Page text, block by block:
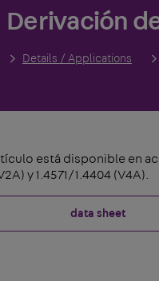
Derivación
Details / Applications
está disponible en
y 1.4571/1.4404 (V4A).
data sheet